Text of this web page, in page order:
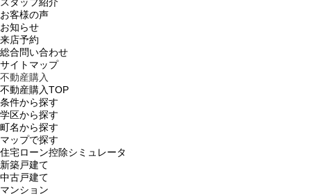
お客様の声
お知らせ
来店予約
総合問い合わせ
サイトマップ
不動産購入
不動産購入TOP
条件から探す
学区から探す
町名から探す
マップで探す
住宅ローン控除シミュレータ
新築戸建て
中古戸建て
マンション